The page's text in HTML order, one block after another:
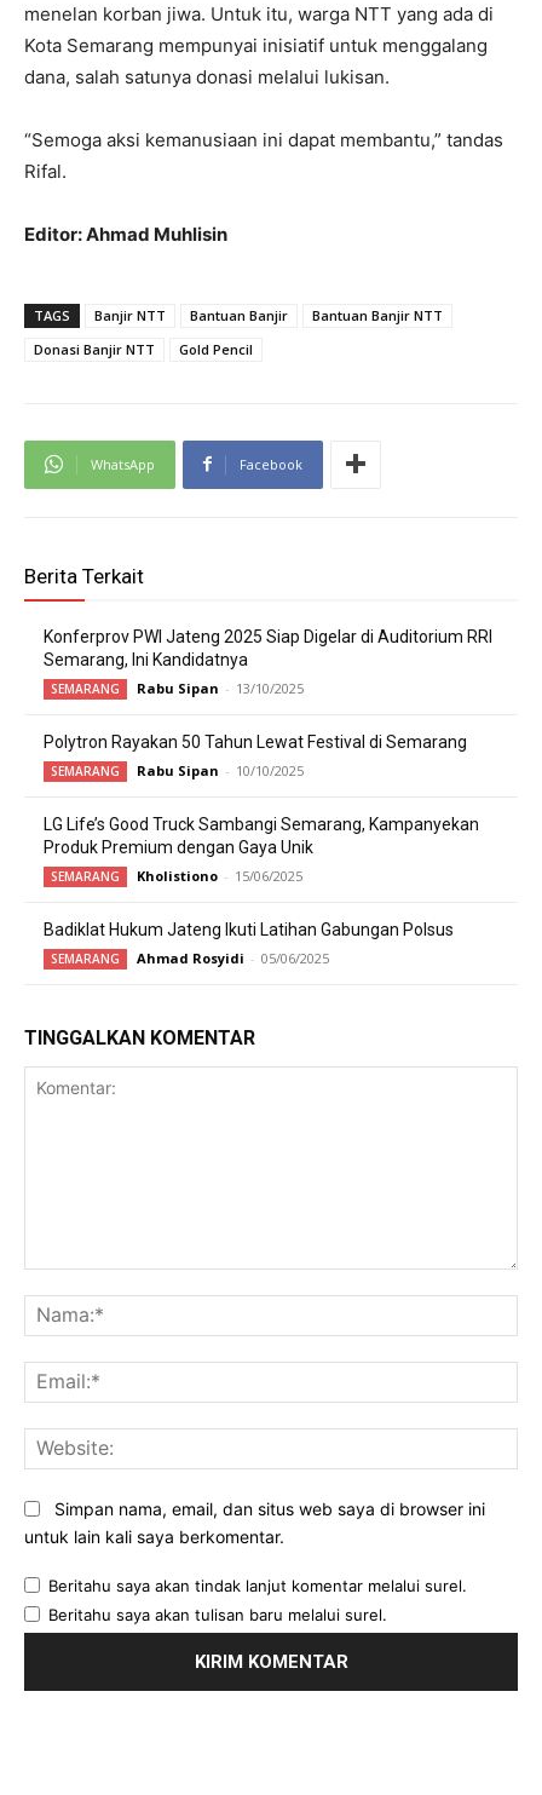
menelan korban jiwa. Untuk itu, warga NTT yang ada di
Kota Semarang mempunyai inisiatif untuk menggalang
dana, salah satunya donasi melalui lukisan.
“Semoga aksi kemanusiaan ini dapat membantu,” tandas
Rifal.
Editor: Ahmad Muhlisin
TAGS Banjir NTT Bantuan Banjir
Bantuan Banjir NTT
Donasi Banjir NTT
Gold Pencil
WhatsApp Facebook
Berita Terkait
Konferprov PWI Jateng 2025 Siap Digelar di Auditorium RRI
Semarang, Ini Kandidatnya
SEMARANG Rabu Sipan - 13/10/2025
Polytron Rayakan 50 Tahun Lewat Festival di Semarang
SEMARANG Rabu Sipan - 10/10/2025
LG Life’s Good Truck Sambangi Semarang, Kampanyekan
Produk Premium dengan Gaya Unik
SEMARANG Kholistiono - 15/06/2025
Badiklat Hukum Jateng Ikuti Latihan Gabungan Polsus
SEMARANG Ahmad Rosyidi - 05/06/2025
TINGGALKAN KOMENTAR
Simpan nama, email, dan situs web saya di browser ini
untuk lain kali saya berkomentar.
Beritahu saya akan tindak lanjut komentar melalui surel.
Beritahu saya akan tulisan baru melalui surel.